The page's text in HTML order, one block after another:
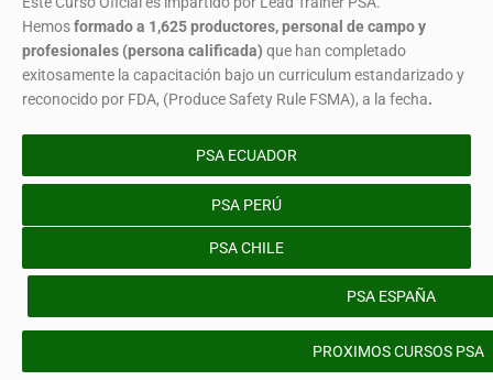
Hemosformadoa 1,625 productores, personal de campo y
profesionales (persona calificada) que han completado
exitosamente la capacitación bajo un curriculum estandarizado y
reconocido por FDA, (Produce Safety Rule FSMA), a la fecha.
PSA ECUADOR
PSA PERÚ
PSA CHILE
PSA ESPAÑA
PROXIMOS CURSOS PSA